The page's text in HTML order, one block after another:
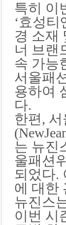
특히 이
‘효성
경 소재
너 브랜
속 가능
서울패
용하여
다.
한편,
는 뉴진
울패션
되었다.
에 대한
뉴진스
이번 시